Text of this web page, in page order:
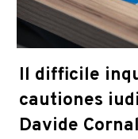
Il difficile
cautiones
Davide